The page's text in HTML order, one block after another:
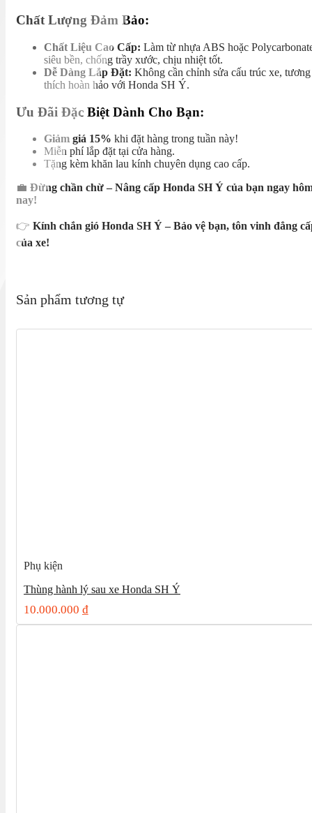
Chất Lượng Đảm Bảo:
Chất Liệu Cao Cấp: Làm từ nhựa ABS hoặc
siêu bền, chống trầy xước, chịu nhiệt tốt.
Dễ Dàng Lắp Đặt: Không cần chỉnh sửa cấu trúc xe, tương
thích hoàn hảo với Honda SH Ý.
Ưu Đãi Đặc Biệt Dành Cho Bạn:
Giảm giá 15% khi đặt hàng trong tuần này!
Miễn phí lắp đặt tại cửa hàng.
Tặng kèm khăn lau kính chuyên dụng cao cấp.
💼 Đừng chần chừ – Nâng cấp Honda SH Ý của bạn ngay
nay!
👉 Kính chắn gió Honda SH Ý – Bảo vệ bạn, tôn vinh đẳng
của xe!
Sản phẩm tương tự
Phụ kiện
Thùng hành lý sau xe Honda SH Ý
10.000.000 ₫